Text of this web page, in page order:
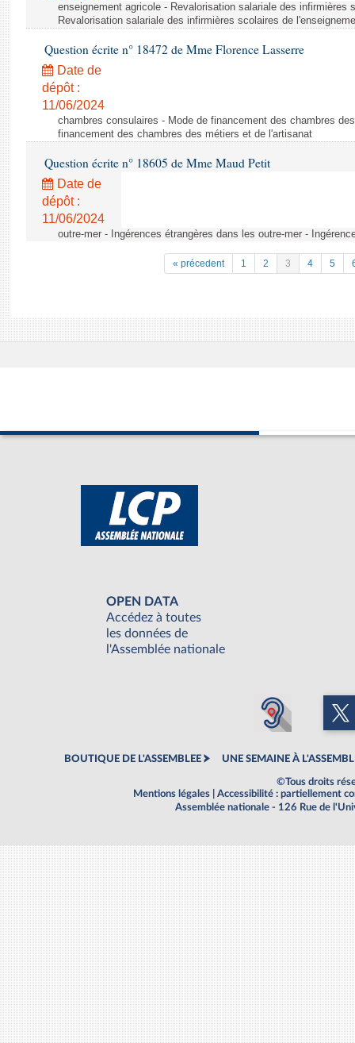
enseignement agricole - Revalorisation salariale des infirmières
Revalorisation salariale des infirmières scolaires de
Question écrite n° 18472 de Mme Florence Lasserre
Date de
dépôt :
11/06/2024
chambres consulaires - Mode de financement des chambres
financement des chambres des métiers et de l'artisanat
Question écrite n° 18605 de Mme Maud Petit
Date de
dépôt :
11/06/2024
outre-mer - Ingérences étrangères dans les outre-mer -
« précedent 1 2 3 4 5
OPEN DATA
Accédez à toutes
les données de
l'Assemblée nationale
BOUTIQUE DE L'ASSEMBLEE UNE SEMAINE À
©Tous droits
Mentions légales
Accessibilité : partiellement
Assemblée nationale - 126 Rue de